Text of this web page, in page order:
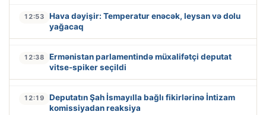
12:53
Hava dəyişir: Temperatur enəcək, leysan və dolu
yağacaq
12:38
Ermənistan parlamentində müxalifətçi deputat
vitse-spiker seçildi
12:19
Deputatın Şah İsmayılla bağlı fikirlərinə İntizam
komissiyadan reaksiya